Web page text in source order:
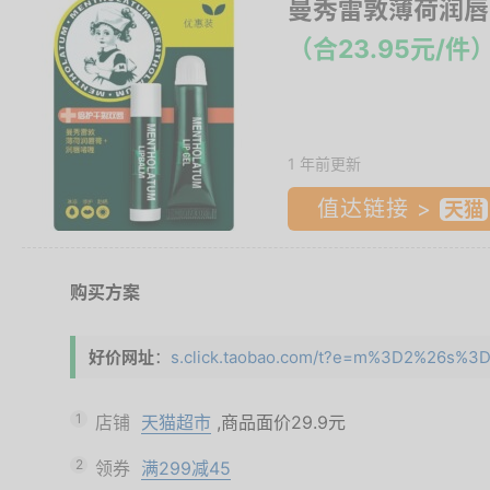
曼秀雷敦薄荷润
（合23.95元/件
1 年前更新
值达链接 >
购买方案
好价网址： s.click.taobao.com/
1 店铺 天猫超市 ,商品面价29.9元
2 领券 满299减45